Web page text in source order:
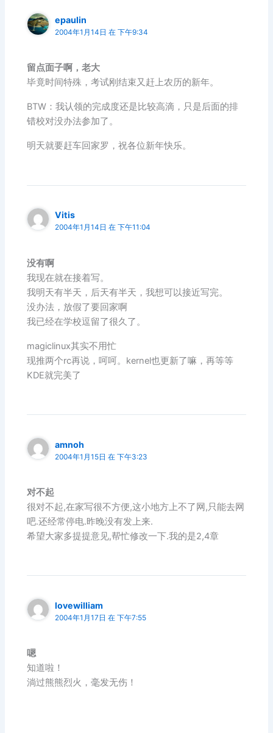
epaulin
2004年1月14日 在 下午9:34
留点面子啊，老大
毕竟时间特殊，考试刚结束又赶上农历的新年。
BTW：我认领的完成度还是比较高滴，只是后面的排
错校对没办法参加了。
明天就要赶车回家罗，祝各位新年快乐。
Vitis
2004年1月14日 在 下午11:04
没有啊
我现在就在接着写。
我明天有半天，后天有半天，我想可以接近写完。
没办法，放假了要回家啊
我已经在学校逗留了很久了。
magiclinux其实不用忙
现推两个rc再说，呵呵。kernel也更新了嘛，再等等
KDE就完美了
amnoh
2004年1月15日 在 下午3:23
对不起
很对不起,在家写很不方便,这小地方上不了网,只能去网
吧.还经常停电.昨晚没有发上来.
希望大家多提提意见,帮忙修改一下.我的是2,4章
lovewilliam
2004年1月17日 在 下午7:55
嗯
知道啦！
淌过熊熊烈火，毫发无伤！